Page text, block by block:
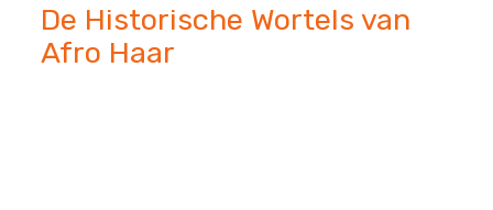
De Historische Wortels van
Afro Haar